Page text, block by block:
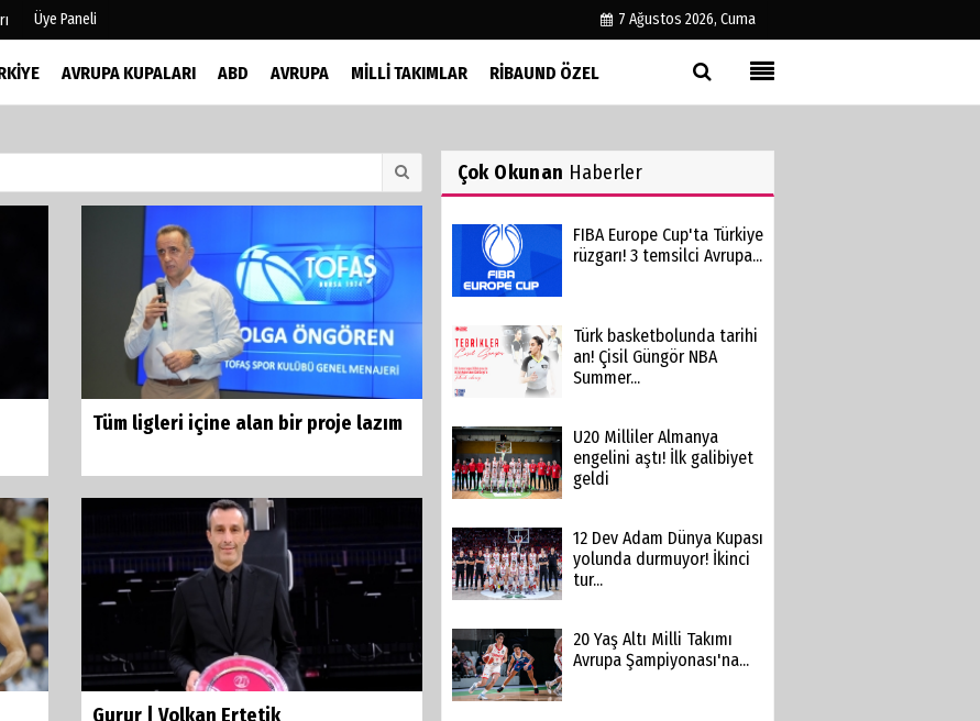
Üye Paneli 7 Ağustos 2026, Cuma
AVRUPA KUPALARI ABD AVRUPA MILLI TAKIMLAR RIBAUND ÖZEL
Foto Galeri
İletişim
Çerez Politikası
Gizlilik İlkeleri
Tüm ligleri içine alan bir proje lazım
Gurur | Volkan Ertetik
Çok Okunan Haberler
FIBA Europe Cup'ta Türkiye
rüzgarı! 3 temsilci Avrupa...
Türk basketbolunda tarihi
an! Çisil Güngör NBA
Summer...
U20 Milliler Almanya
engelini aştı! İlk galibiyet
geldi
12 Dev Adam Dünya Kupası
yolunda durmuyor! İkinci
tur...
20 Yaş Altı Milli Takımı
Avrupa Şampiyonası'na...